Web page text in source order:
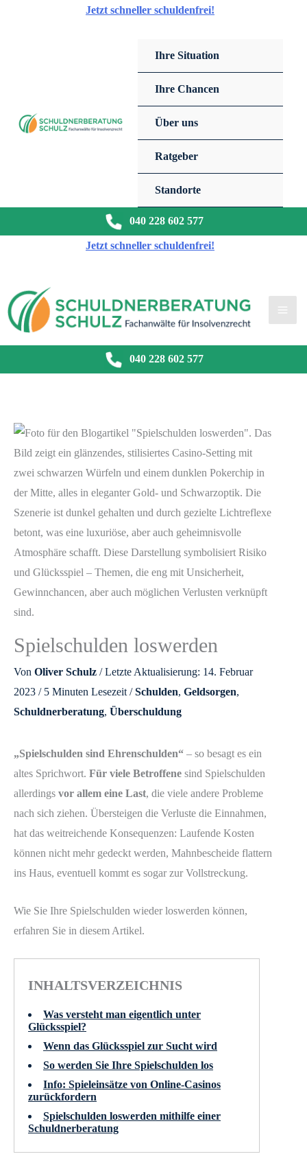
Jetzt schneller schuldenfrei!
Ihre Situation
Ihre Chancen
Über uns
Ratgeber
Standorte
040 228 602 577
Jetzt schneller schuldenfrei!
040 228 602 577
Spielschulden loswerden
Von Oliver Schulz / Letzte Aktualisierung: 14. Februar
2023 / 5 Minuten Lesezeit/Schulden, Geldsorgen,
Schuldnerberatung, Überschuldung
„Spielschulden sind Ehrenschulden“ – so besagt es ein
altes Sprichwort. Für viele Betroffene sind Spielschulden
allerdings vor allem eine Last, die viele andere Probleme
nach sich ziehen. Übersteigen die Verluste die Einnahmen,
hat das weitreichende Konsequenzen: Laufende Kosten
können nicht mehr gedeckt werden, Mahnbescheide flattern
ins Haus, eventuell kommt es sogar zur Vollstreckung.
Wie Sie Ihre Spielschulden wieder loswerden können,
erfahren Sie in diesem Artikel.
INHALTSVERZEICHNIS
Was versteht man eigentlich unter
Glücksspiel?
Wenn das Glücksspiel zur Sucht wird
So werden Sie Ihre Spielschulden los
Info: Spieleinsätze von Online-Casinos
zurückfordern
Spielschulden loswerden mithilfe einer
Schuldnerberatung